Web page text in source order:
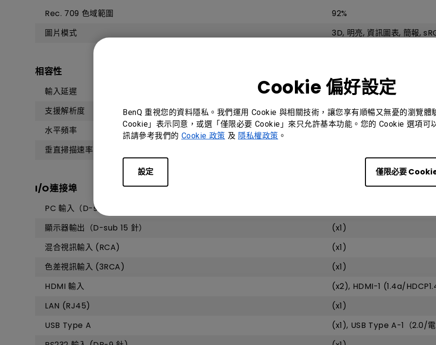
Cookie 偏好設定
BenQ 重視您的資料隱私。我們運用 Cookie 與相關技術，讓您享有順暢又無憂的瀏覽體
Cookie」表示同意，或選「僅限必要 Cookie」來只允許基本功能。您的 Cookie 選項可
訊請參考我們的 Cookie 政策 及 隱私權政策 。
設定 僅限必要
Rec. 709 色域範圍
92%
圖片模式
3D, 明亮, 資訊圖表, 簡報,
相容性
輸入延遲
33.4 毫秒 (1080P 60 Hz)
支援解析度
VGA(640 x 480) 至
水平頻率
15K~102KHz
垂直掃描速率
I/O連接埠
PC 輸入（D-sub 15 針）
顯示器輸出（D-sub 15 針）
(x1)
混合視訊輸入 (RCA)
(x1)
色差視訊輸入 (3RCA)
(x1)
HDMI 輸入
(x2), HDMI-1 (1.4a/
LAN (RJ45)
(x1)
USB Type A
(x1), USB Type A-1（2.0/電